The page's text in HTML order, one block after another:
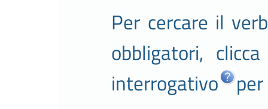
Per cercare il
obbligatori,
interrogativo